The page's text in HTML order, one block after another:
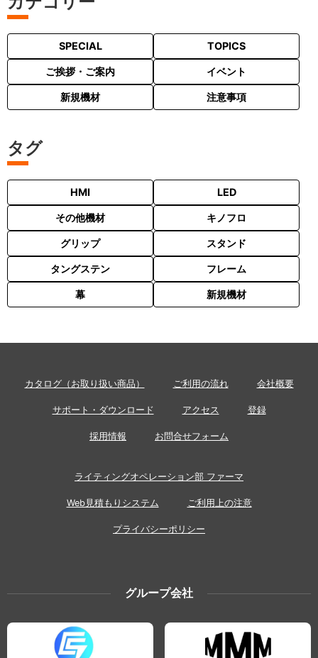
SPECIAL TOPICS
ご挨拶・ご案内 イベント
新規機材 注意事項
タグ
HMI LED
その他機材 キノフロ
グリップ スタンド
タングステン フレーム
幕 新規機材
カタログ（お取り扱い商品） ご利用の流れ 会社概要
サポート・ダウンロード アクセス 登録
採用情報 お問合せフォーム
ライティングオペレーション部 ファーマ
Web見積もりシステム ご利用上の注意
プライバシーポリシー
グループ会社